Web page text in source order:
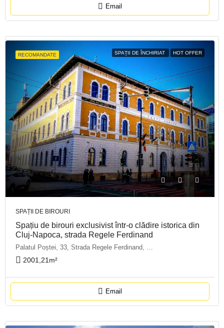
Email
RECOMANDATE SPAȚII DE ÎNCHIRIAT HOT OFFER
SPAȚII DE BIROURI
Spațiu de birouri exclusivist într-o clădire istorica din
Cluj-Napoca, strada Regele Ferdinand
Palatul Poștei, 33, Strada Regele Ferdinand, Centru, Cluj-Napoca, Zona Metropolitană Cluj, Cluj, 400110, România
2001,21 m²
Email